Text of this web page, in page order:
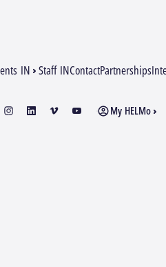
IN Staff INContactPartnerships
My HELMo
instagramlinkedinvimeo youtube